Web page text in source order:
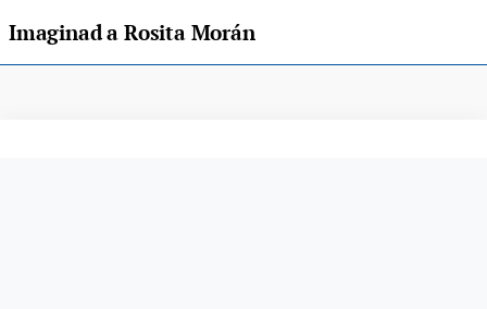
Imaginad a Rosita Morán